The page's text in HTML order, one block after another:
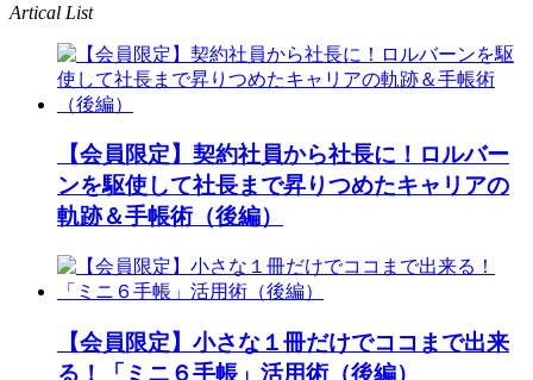
Artical List
【会員限定】契約社員から社長に！ロルバー
ンを駆使して社長まで昇りつめたキャリアの
軌跡＆手帳術（後編）
【会員限定】小さな１冊だけでココまで出来
る！「ミニ６手帳」活用術（後編）